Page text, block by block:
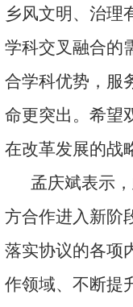
乡风文明、治理
学科交叉融合的
合学科优势，服
命更突出。希望
在改革发展的战
孟庆斌表示
方合作进入新阶
落实协议的各项
作领域、不断提